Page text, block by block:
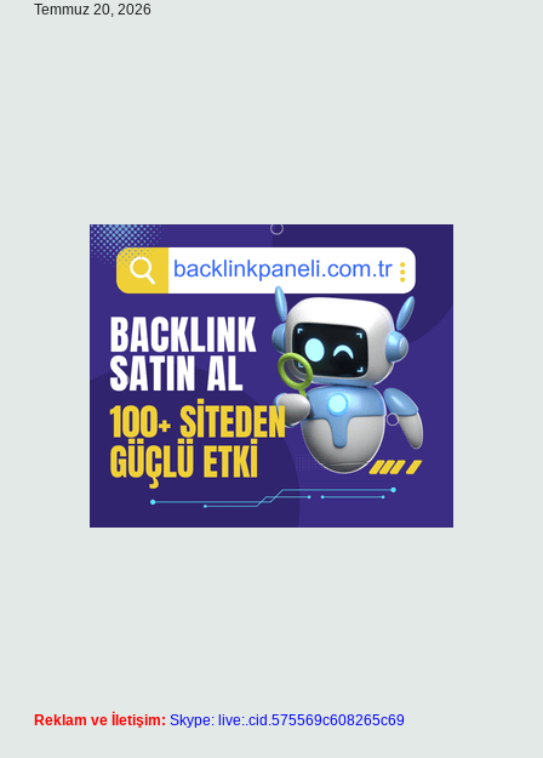
Temmuz 20, 2026
Reklam ve İletişim: Skype: live:.cid.575569c608265c69